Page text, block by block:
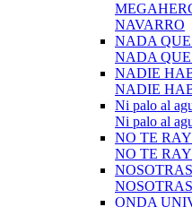
NAVARRO
NADA
NADA
NADIE
NADIE
Ni palo al
Ni palo al
NO TE
NO TE
NOSOTRAS
NOSOTRAS
ONDA